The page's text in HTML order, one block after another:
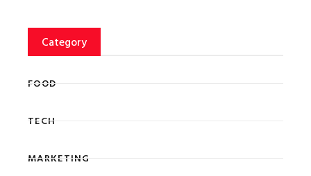
Category
FOOD
TECH
MARKETING